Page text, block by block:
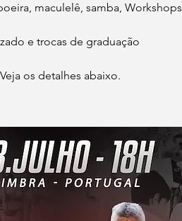
maculelê, samba, Workshops
e trocas de graduação
Veja os detalhes abaixo.